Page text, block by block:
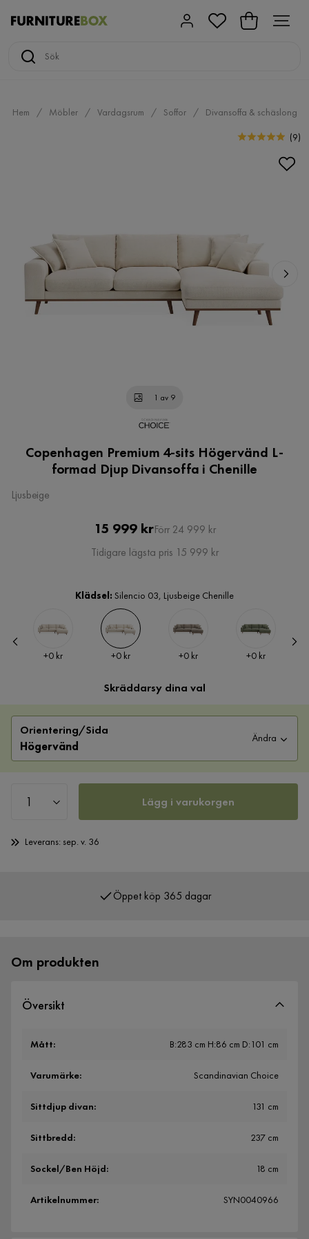
Hem Möbler Vardagsrum Soffor
Divansoffa & schäslong
(9)
1 av 9
Copenhagen Premium 4-sits Högervänd L-
formad Djup Divansoffa i Chenille
Ljusbeige
Pris
15 999 krOriginal
Pris
Förr 24 999 kr
Tidigare lägsta pris 15 999 kr
Klädsel: Silencio 03, Ljusbeige Chenille
Pris
+0 kr Pris
+0 kr Pris
+0 kr Pris
+0 kr
Skräddarsy dina val
Orientering/Sida
Högervänd
Ändra
Lägg i varukorgen
Leverans: sep. v. 36
Öppet köp 365 dagar
Om produkten
Översikt
Mått: B:283 cm H:86 cm D:101 cm
Varumärke: Scandinavian Choice
Sittdjup divan: 131 cm
Sittbredd: 237 cm
Sockel/Ben Höjd: 18 cm
Artikelnummer: SYN0040966